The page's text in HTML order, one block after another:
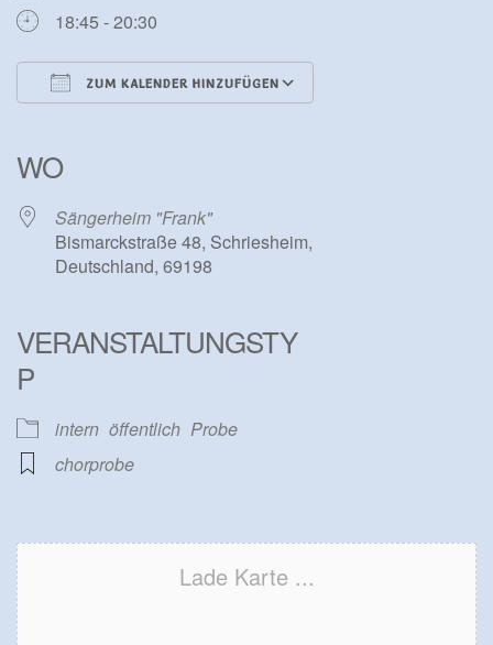
18:45 - 20:30
ZUM KALENDER HINZUFÜGEN
WO
Sängerheim "Frank"
Bismarckstraße 48, Schriesheim,
Deutschland, 69198
VERANSTALTUNGSTY
P
intern öffentlich Probe
chorprobe
Lade Karte ...